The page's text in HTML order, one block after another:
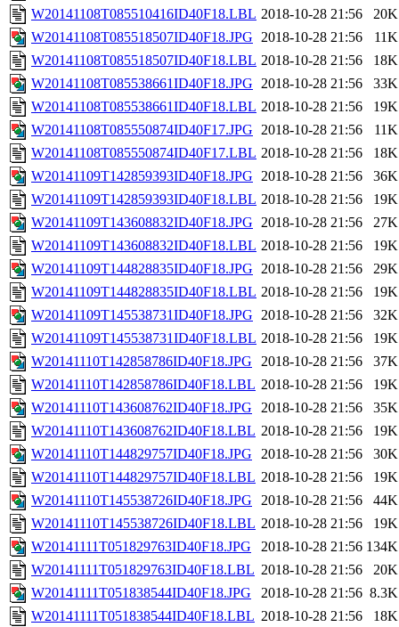
W20141108T085510416ID40F18.LBL 2018-10-28 21:56
20K
W20141108T085518507ID40F18.JPG 2018-10-28 21:56
11K
W20141108T085518507ID40F18.LBL 2018-10-28 21:56
18K
W20141108T085538661ID40F18.JPG 2018-10-28 21:56
33K
W20141108T085538661ID40F18.LBL 2018-10-28 21:56
19K
W20141108T085550874ID40F17.JPG 2018-10-28 21:56
11K
W20141108T085550874ID40F17.LBL 2018-10-28 21:56
18K
W20141109T142859393ID40F18.JPG 2018-10-28 21:56
36K
W20141109T142859393ID40F18.LBL 2018-10-28 21:56
19K
W20141109T143608832ID40F18.JPG 2018-10-28 21:56
27K
W20141109T143608832ID40F18.LBL 2018-10-28 21:56
19K
W20141109T144828835ID40F18.JPG 2018-10-28 21:56
29K
W20141109T144828835ID40F18.LBL 2018-10-28 21:56
19K
W20141109T145538731ID40F18.JPG 2018-10-28 21:56
32K
W20141109T145538731ID40F18.LBL 2018-10-28 21:56
19K
W20141110T142858786ID40F18.JPG
2018-10-28 21:56
37K
W20141110T142858786ID40F18.LBL 2018-10-28 21:56
19K
W20141110T143608762ID40F18.JPG
2018-10-28 21:56
35K
W20141110T143608762ID40F18.LBL 2018-10-28 21:56
19K
W20141110T144829757ID40F18.JPG
2018-10-28 21:56
30K
W20141110T144829757ID40F18.LBL 2018-10-28 21:56
19K
W20141110T145538726ID40F18.JPG
2018-10-28 21:56
44K
W20141110T145538726ID40F18.LBL 2018-10-28 21:56
19K
W20141111T051829763ID40F18.JPG
2018-10-28 21:56 134K
W20141111T051829763ID40F18.LBL 2018-10-28 21:56
20K
W20141111T051838544ID40F18.JPG
2018-10-28 21:56 8.3K
W20141111T051838544ID40F18.LBL 2018-10-28 21:56
18K